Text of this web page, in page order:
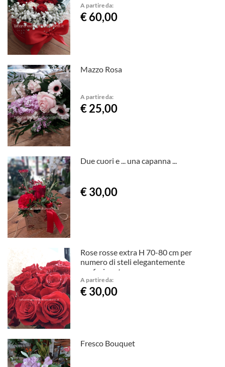
A partire da:
€ 60,00
Mazzo Rosa
A partire da:
€ 25,00
Due cuori e ... una capanna ...
€ 30,00
Rose rosse extra H 70-80 cm per
numero di steli elegantemente
confezionate
A partire da:
€ 30,00
Fresco Bouquet